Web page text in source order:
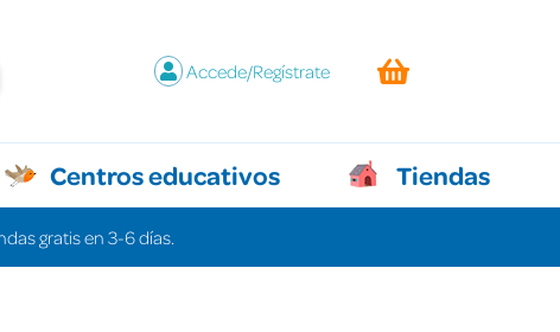
Accede/Regístrate
Centros educativos Tiendas
gratis en 3-6 días.